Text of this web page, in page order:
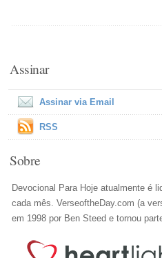
Assinar
Assinar via Email
RSS
Sobre
Devocional Para Hoje atualmente é
cada mês. VerseoftheDay.com (a
em 1998 por Ben Steed e tornou